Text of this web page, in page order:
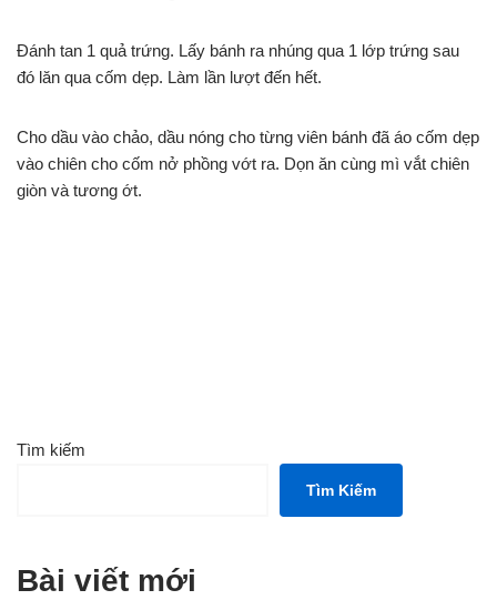
Đánh tan 1 quả trứng. Lấy bánh ra nhúng qua 1 lớp trứng sau
đó lăn qua cốm dẹp. Làm lần lượt đến hết.
Cho dầu vào chảo, dầu nóng cho từng viên bánh đã áo cốm dẹp
vào chiên cho cốm nở phồng vớt ra. Dọn ăn cùng mì vắt chiên
giòn và tương ớt.
Tìm kiếm
Tìm Kiếm
Bài viết mới